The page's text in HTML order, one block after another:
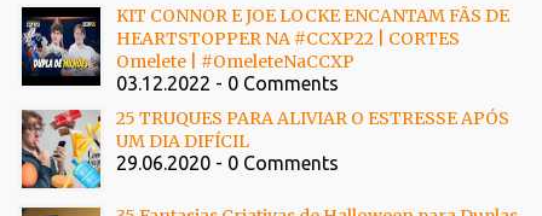
KIT CONNOR E JOE LOCKE ENCANTAM FÃS DE
HEARTSTOPPER NA #CCXP22 | CORTES
Omelete | #OmeleteNaCCXP
03.12.2022 - 0 Comments
25 TRUQUES PARA ALIVIAR O ESTRESSE APÓS
UM DIA DIFÍCIL
29.06.2020 - 0 Comments